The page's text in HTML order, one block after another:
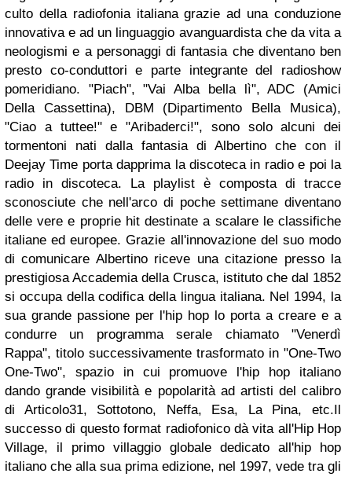
culto della radiofonia italiana grazie ad una conduzione
innovativa e ad un linguaggio avanguardista che da vita a
neologismi e a personaggi di fantasia che diventano ben
presto co-conduttori e parte integrante del radioshow
pomeridiano. "Piach", "Vai Alba bella lì", ADC (Amici
Della Cassettina), DBM (Dipartimento Bella Musica),
"Ciao a tuttee!" e "Aribaderci!", sono solo alcuni dei
tormentoni nati dalla fantasia di Albertino che con il
Deejay Time porta dapprima la discoteca in radio e poi la
radio in discoteca. La playlist è composta di tracce
sconosciute che nell'arco di poche settimane diventano
delle vere e proprie hit destinate a scalare le classifiche
italiane ed europee. Grazie all'innovazione del suo modo
di comunicare Albertino riceve una citazione presso la
prestigiosa Accademia della Crusca, istituto che dal 1852
si occupa della codifica della lingua italiana. Nel 1994, la
sua grande passione per l'hip hop lo porta a creare e a
condurre un programma serale chiamato "Venerdì
Rappa", titolo successivamente trasformato in "One-Two
One-Two", spazio in cui promuove l'hip hop italiano
dando grande visibilità e popolarità ad artisti del calibro
di Articolo31, Sottotono, Neffa, Esa, La Pina, etc.Il
successo di questo format radiofonico dà vita all'Hip Hop
Village, il primo villaggio globale dedicato all'hip hop
italiano che alla sua prima edizione, nel 1997, vede tra gli